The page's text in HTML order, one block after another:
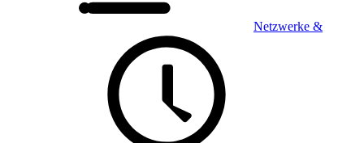
Netzwerke &